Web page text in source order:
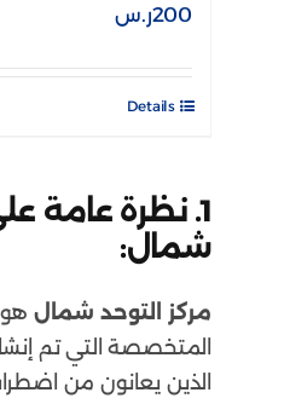
200ر.س
Details
1. نظرة عامة
شمال:
مركز التوحد شمال هو
المتخصصة التي تم
الذين يعانون من